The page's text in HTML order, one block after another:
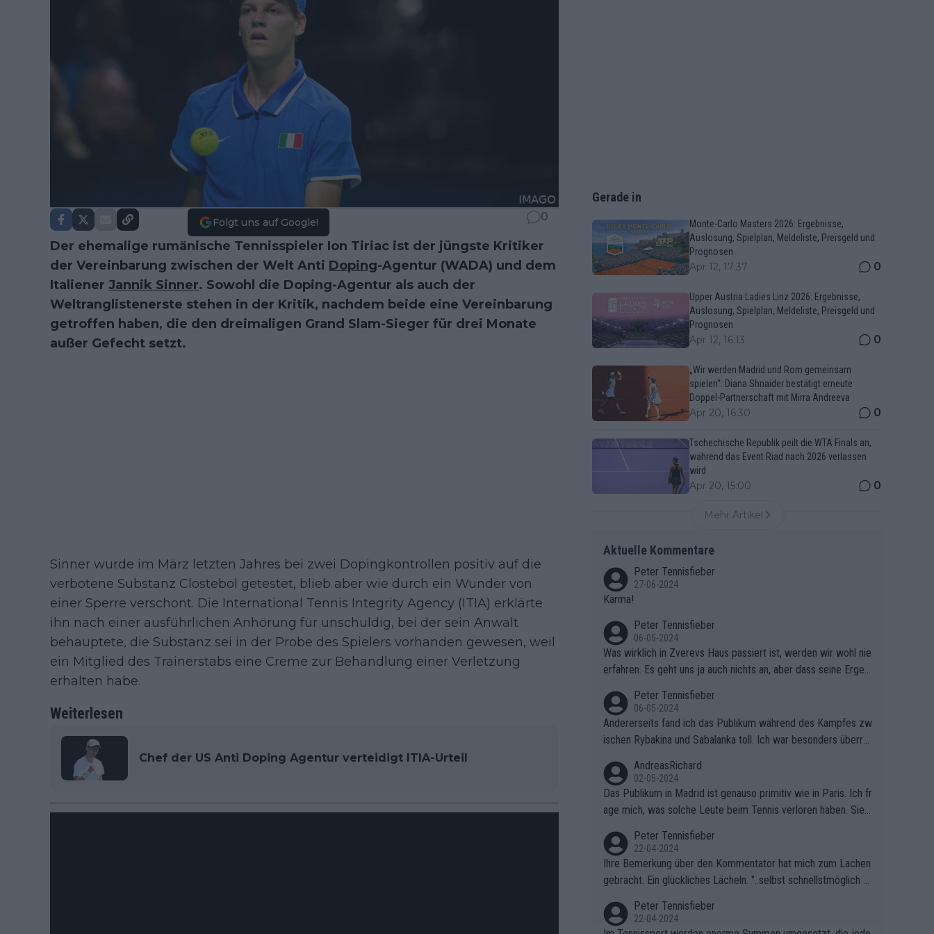
Folgt uns auf Google! 0
Der ehemalige rumänische Tennisspieler Ion Tiriac ist der jüngste Kritiker
der Vereinbarung zwischen der Welt Anti Doping-Agentur (WADA) und dem
Italiener Jannik Sinner. Sowohl die Doping-Agentur als auch der
Weltranglistenerste stehen in der Kritik, nachdem beide eine Vereinbarung
getroffen haben, die den dreimaligen Grand Slam-Sieger für drei Monate
außer Gefecht setzt.
Sinner wurde im März letzten Jahres bei zwei Dopingkontrollen positiv auf die
verbotene Substanz Clostebol getestet, blieb aber wie durch ein Wunder von
einer Sperre verschont. Die International Tennis Integrity Agency (ITIA) erklärte
ihn nach einer ausführlichen Anhörung für unschuldig, bei der sein Anwalt
behauptete, die Substanz sei in der Probe des Spielers vorhanden gewesen, weil
ein Mitglied des Trainerstabs eine Creme zur Behandlung einer Verletzung
erhalten habe.
Weiterlesen
Chef der US Anti Doping Agentur verteidigt ITIA-Urteil
Gerade in
Monte-Carlo Masters 2026: Ergebnisse,
Auslosung, Spielplan, Meldeliste, Preisgeld und
Prognosen
Apr 12, 17:37 0
Upper Austria Ladies Linz 2026: Ergebnisse,
Auslosung, Spielplan, Meldeliste, Preisgeld und
Prognosen
Apr 12, 16:13 0
„Wir werden Madrid und Rom gemeinsam
spielen“: Diana Shnaider bestätigt erneute
Doppel-Partnerschaft mit Mirra Andreeva
Apr 20, 16:30 0
Tschechische Republik peilt die WTA Finals an,
während das Event Riad nach 2026 verlassen
wird
Apr 20, 15:00 0
Mehr Artikel
Aktuelle Kommentare
Peter Tennisfieber
27-06-2024
Karma!
Peter Tennisfieber
06-05-2024
Was wirklich in Zverevs Haus passiert ist, werden wir wohl nie
erfahren. Es geht uns ja auch nichts an, aber dass seine Ergeb
Peter Tennisfieber
06-05-2024
Andererseits fand ich das Publikum während des Kampfes zw
ischen Rybakina und Sabalanka toll. Ich war besonders überras
AndreasRichard
02-05-2024
Das Publikum in Madrid ist genauso primitiv wie in Paris. Ich fr
age mich, was solche Leute beim Tennis verloren haben. Sie s
ben.
Peter Tennisfieber
22-04-2024
Ihre Bemerkung über den Kommentator hat mich zum Lachen
gebracht. Ein glückliches Lächeln. "..selbst schnellstmöglich na
Peter Tennisfieber
22-04-2024